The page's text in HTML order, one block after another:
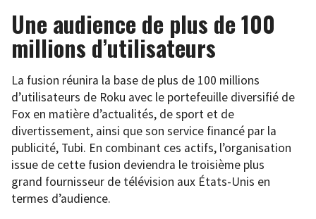
Une audience de plus de 100
millions d’utilisateurs
La fusion réunira la base de plus de 100 millions
d’utilisateurs de Roku avec le portefeuille diversifié de
Fox en matière d’actualités, de sport et de
divertissement, ainsi que son service financé par la
publicité, Tubi. En combinant ces actifs, l’organisation
issue de cette fusion deviendra le troisième plus
grand fournisseur de télévision aux États-Unis en
termes d’audience.